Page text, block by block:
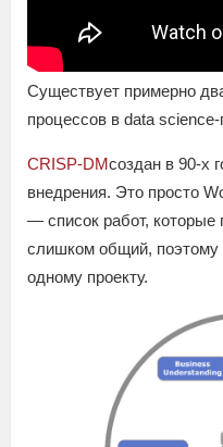
Существует примерно
процессов в data science-
CRISP-DMсоздан в 90-х
внедрения. Это просто
— список работ,
слишком общий, поэтому
одному проекту.